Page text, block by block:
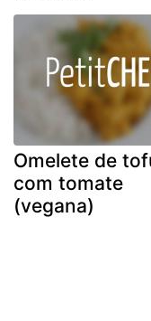
Omelete de
com tomate
(vegana)